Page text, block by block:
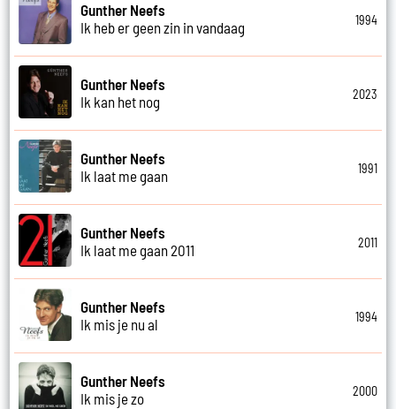
Gunther Neefs
Ik heb er geen zin in vandaag
1994
Gunther Neefs
Ik kan het nog
2023
Gunther Neefs
Ik laat me gaan
1991
Gunther Neefs
Ik laat me gaan 2011
2011
Gunther Neefs
Ik mis je nu al
1994
Gunther Neefs
Ik mis je zo
2000